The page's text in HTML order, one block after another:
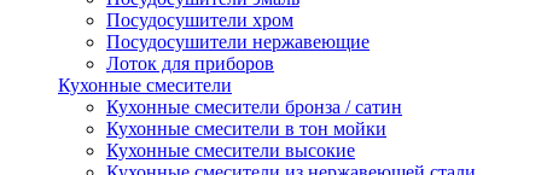
Посудосушители хром
Посудосушители нержавеющие
Лоток для приборов
Кухонные смесители
Кухонные смесители бронза / сатин
Кухонные смесители в тон мойки
Кухонные смесители высокие